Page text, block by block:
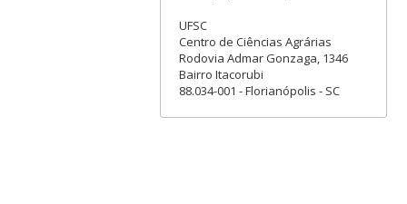
UFSC
Centro de Ciências Agrárias
Rodovia Admar Gonzaga, 1346
Bairro Itacorubi
88.034-001 - Florianópolis - SC